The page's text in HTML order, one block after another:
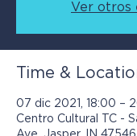
Ver otros
Time &
07 dic 2021, 18:00 –
Centro Cultural TC -